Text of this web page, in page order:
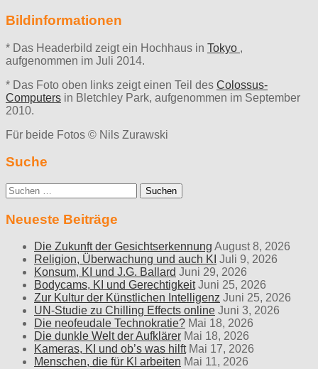
Bildinformationen
* Das Headerbild zeigt ein Hochhaus in Tokyo ,
aufgenommen im Juli 2014.
* Das Foto oben links zeigt einen Teil des Colossus-
Computers in Bletchley Park, aufgenommen im September
2010.
Für beide Fotos © Nils Zurawski
Suche
Suche
nach:
Neueste Beiträge
Die Zukunft der Gesichtserkennung August 8, 2026
Religion, Überwachung und auch KI Juli 9, 2026
Konsum, KI und J.G. Ballard Juni 29, 2026
Bodycams, KI und Gerechtigkeit Juni 25, 2026
Zur Kultur der Künstlichen Intelligenz Juni 25, 2026
UN-Studie zu Chilling Effects online Juni 3, 2026
Die neofeudale Technokratie? Mai 18, 2026
Die dunkle Welt der Aufklärer Mai 18, 2026
Kameras, KI und ob’s was hilft Mai 17, 2026
Menschen, die für KI arbeiten Mai 11, 2026